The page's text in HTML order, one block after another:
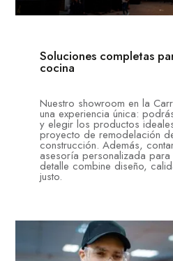
Soluciones completas
cocina
Nuestro showroom en la
una experiencia única:
y elegir los productos
proyecto de remodelación
construcción. Además,
asesoría personalizada
detalle combine diseño,
justo.